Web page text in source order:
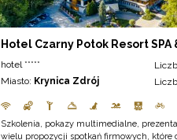
Hotel Czarny Potok Resort
hotel *****
Miasto: Krynica Zdrój
Szkolenia, pokazy multimedialne,
wielu propozycji spotkań firmowych, które